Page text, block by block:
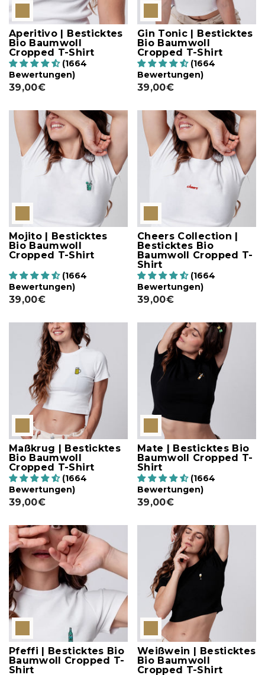
Aperitivo | Besticktes
Bio Baumwoll
Cropped T-Shirt
(1664
Bewertungen)
39,00€
Gin Tonic | Besticktes
Bio Baumwoll
Cropped T-Shirt
(1664
Bewertungen)
39,00€
Mojito | Besticktes
Bio Baumwoll
Cropped T-Shirt
(1664
Bewertungen)
39,00€
Cheers Collection |
Besticktes Bio
Baumwoll Cropped T-
Shirt
(1664
Bewertungen)
39,00€
Maßkrug | Besticktes
Bio Baumwoll
Cropped T-Shirt
(1664
Bewertungen)
39,00€
Mate | Besticktes Bio
Baumwoll Cropped T-
Shirt
(1664
Bewertungen)
39,00€
Pfeffi | Besticktes Bio
Baumwoll Cropped T-
Shirt
Weißwein | Besticktes
Bio Baumwoll
Cropped T-Shirt